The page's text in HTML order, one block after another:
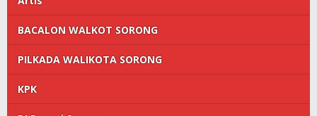
BACALON WALKOT SORONG
PILKADA WALIKOTA SORONG
KPK